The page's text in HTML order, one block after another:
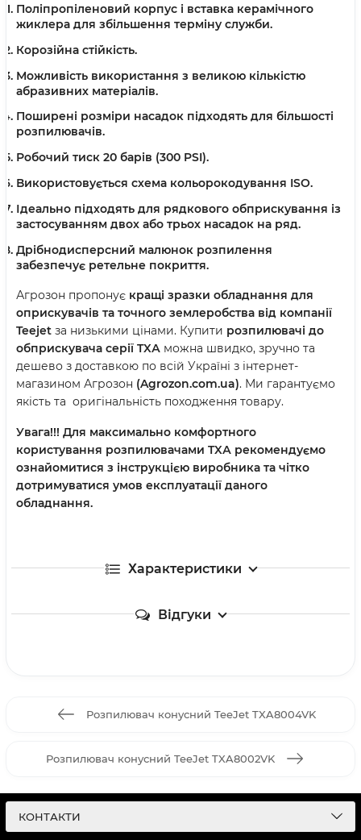
Поліпропіленовий корпус і вставка керамічного
жиклера для збільшення терміну служби.
Корозійна стійкість.
Можливість використання з великою кількістю
абразивних матеріалів.
Поширені розміри насадок підходять для більшості
розпилювачів.
Робочий тиск 20 барів (300 PSI).
Використовується схема кольорокодування ISO.
Ідеально підходять для рядкового обприскування із
застосуванням двох або трьох насадок на ряд.
Дрібнодисперсний малюнок розпилення
забезпечує ретельне покриття.
Агрозон пропонує кращі зразки обладнання для
оприскувачів та точного землеробства від компанії
Teejet за низькими цінами. Купити розпилювачі до
обприскувача серії TXА можна швидко, зручно та
дешево з доставкою по всій Україні з інтернет-
магазином Агрозон (Agrozon.com.ua). Ми гарантуємо
якість та оригінальність походження товару.
Увага!!! Для максимально комфортного
користування розпилювачами TXА рекомендуємо
ознайомитися з інструкцією виробника та чітко
дотримуватися умов експлуатації даного
обладнання.
Характеристики
Відгуки
Розпилювач конусний TeeJet TXA8004VK
Розпилювач конусний TeeJet TXA8002VK
КОНТАКТИ